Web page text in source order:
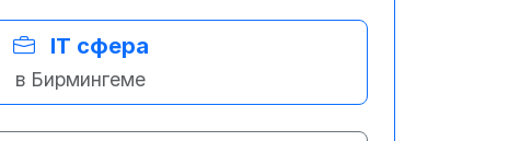
IT сфера
в Бирмингеме